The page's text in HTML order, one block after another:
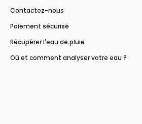
Contactez-nous
Paiement sécurisé
Récupérer l'eau de pluie
Où et comment analyser votre eau ?